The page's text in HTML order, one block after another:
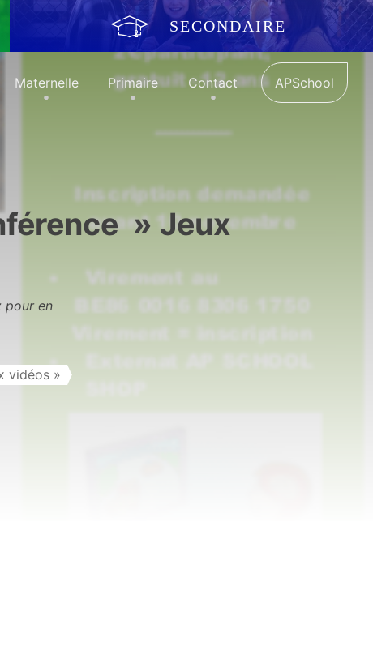
SECONDAIRE
Maternelle Primaire Contact APSchool
» Jeux
pour en
vidéos »